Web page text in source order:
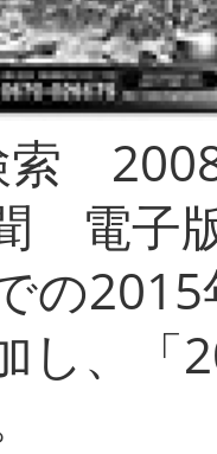
索
電子
の
し、「